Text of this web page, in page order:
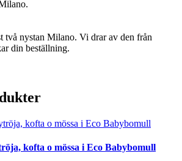
två nystan Milano. Vi drar av den från
din beställning.
kofta o mössa i Eco Babybomull